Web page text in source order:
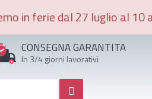
in ferie dal 27 luglio al 10
CONSEGNA GARANTITA
In 3/4 giorni lavorativi